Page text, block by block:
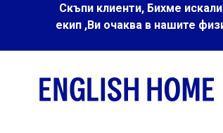
Скъпи клиенти, Бихме
екип ,Ви очаква в нашите